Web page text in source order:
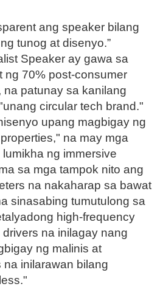
ang speaker bilang
tunog at disenyo.”
Speaker ay gawa sa
ng 70% post-consumer
na patunay sa kanilang
circular tech brand."
upang magbigay ng
na may mga
ng immersive
sa mga tampok nito ang
na nakaharap sa bawat
sinasabing tumutulong sa
high-frequency
na inilagay nang
ng malinis at
inilarawan bilang